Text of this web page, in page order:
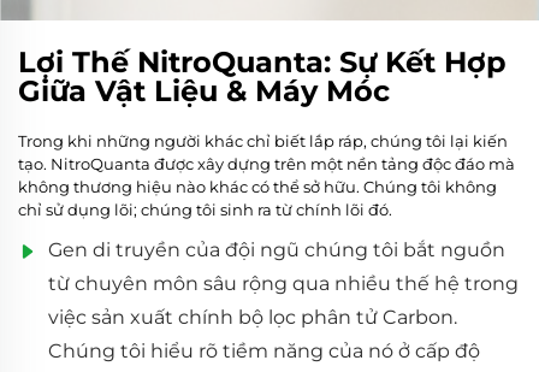
Lợi Thế NitroQuanta: Sự Kết Hợp
Giữa Vật Liệu & Máy Móc
Trong khi những người khác chỉ biết lắp ráp, chúng tôi lại kiến
tạo. NitroQuanta được xây dựng trên một nền tảng độc đáo mà
không thương hiệu nào khác có thể sở hữu. Chúng tôi không
chỉ sử dụng lõi; chúng tôi sinh ra từ chính lõi đó.
Gen di truyền của đội ngũ chúng tôi bắt nguồn
từ chuyên môn sâu rộng qua nhiều thế hệ trong
việc sản xuất chính bộ lọc phân tử Carbon.
Chúng tôi hiểu rõ tiềm năng của nó ở cấp độ